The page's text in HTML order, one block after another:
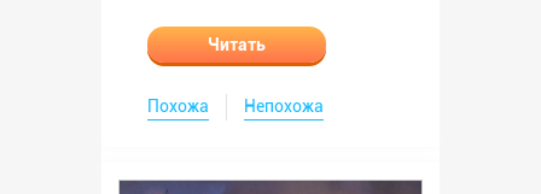
Читать
Похожа Непохожа